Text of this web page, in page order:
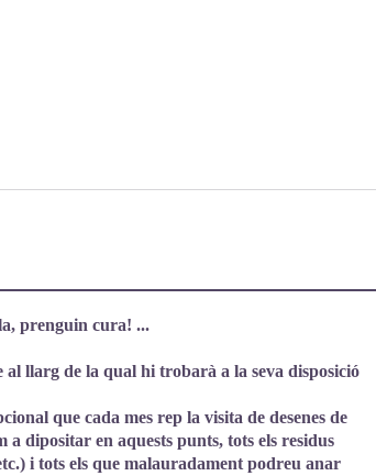
prenguin cura! ...
al llarg de la qual hi trobarà a la seva disposició
que cada mes rep la visita de desenes de
a dipositar en aquests punts, tots els residus
i tots els que malauradament podreu anar